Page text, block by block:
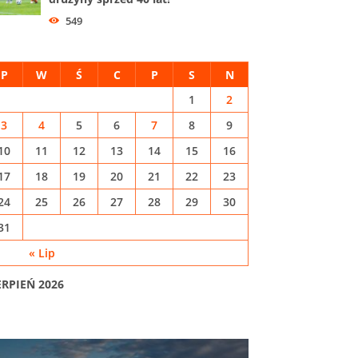
549
2026
P W Ś C P S N
« Lip
1
2
3
4 5 6 7 8
9
11 12 13 14 15
16
18 19 20 21 22
23
25 26 27 28 29
30